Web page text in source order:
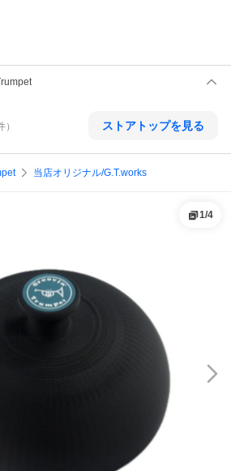
） ストアトップを見る
当店オリジナル/G.T.works
1/4